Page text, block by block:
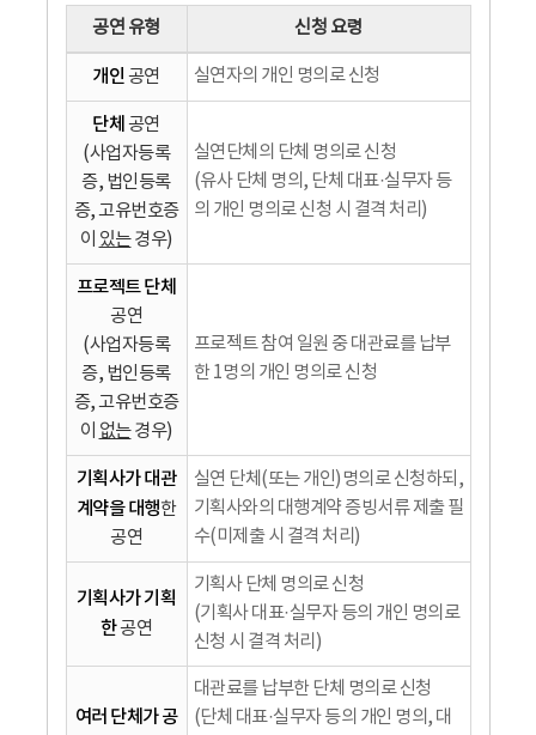
공연 유형 신청 요령
개인공연 실연자의 개인 명의로 신청
단체 공연
(사업자등록
증, 법인등록
증, 고유번호증
이 있는경우)
실연단체의 단체 명의로 신청
(유사 단체 명의, 단체 대표·실무자 등
의 개인 명의로 신청 시 결격 처리)
프로젝트 단체
공연
(사업자등록
증, 법인등록
증, 고유번호증
이 없는경우)
프로젝트 참여 일원 중 대관료를 납부
한 1명의 개인 명의로 신청
기획사가 대관
계약을 대행한
공연
실연 단체(또는 개인)명의로 신청하되,
기획사와의 대행계약 증빙서류 제출 필
수(미제출 시 결격 처리)
기획사가 기획
한공연
기획사 단체 명의로 신청
(기획사 대표·실무자 등의 개인 명의로
신청 시 결격 처리)
여러 단체가 공
대관료를 납부한 단체 명의로 신청
(단체 대표·실무자 등의 개인 명의, 대